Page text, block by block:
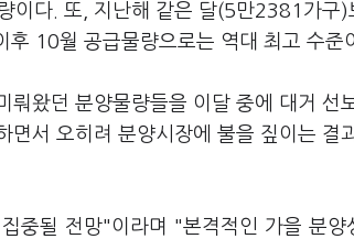
다. 또, 지난해 같은 달(5만2381가구)
10월 공급물량으로는 역대 최고 수준
왔던 분양물량들을 이달 중에 대거 선
서 오히려 분양시장에 불을 짚이는 결
중될 전망"이라며 "본격적인 가을 분양